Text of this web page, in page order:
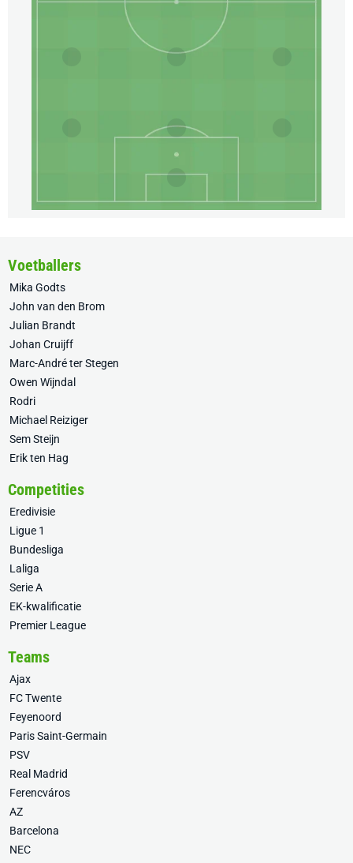
Voetballers
Mika Godts
John van den Brom
Julian Brandt
Johan Cruijff
Marc-André ter Stegen
Owen Wijndal
Rodri
Michael Reiziger
Sem Steijn
Erik ten Hag
Competities
Eredivisie
Ligue 1
Bundesliga
Laliga
Serie A
EK-kwalificatie
Premier League
Teams
Ajax
FC Twente
Feyenoord
Paris Saint-Germain
PSV
Real Madrid
Ferencváros
AZ
Barcelona
NEC